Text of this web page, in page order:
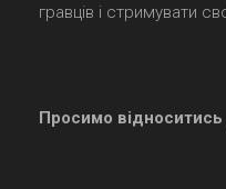
гравців і стримувати
Просимо